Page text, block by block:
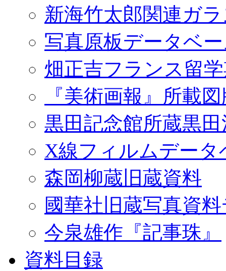
新海竹太郎関連ガ
写真原板データベ
畑正吉フランス留
『美術画報』所載
黒田記念館所蔵黒
X線フィルムデータ
森岡柳蔵旧蔵資料
國華社旧蔵写真資
今泉雄作『記事珠』
資料目録